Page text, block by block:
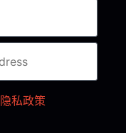
隐私政策